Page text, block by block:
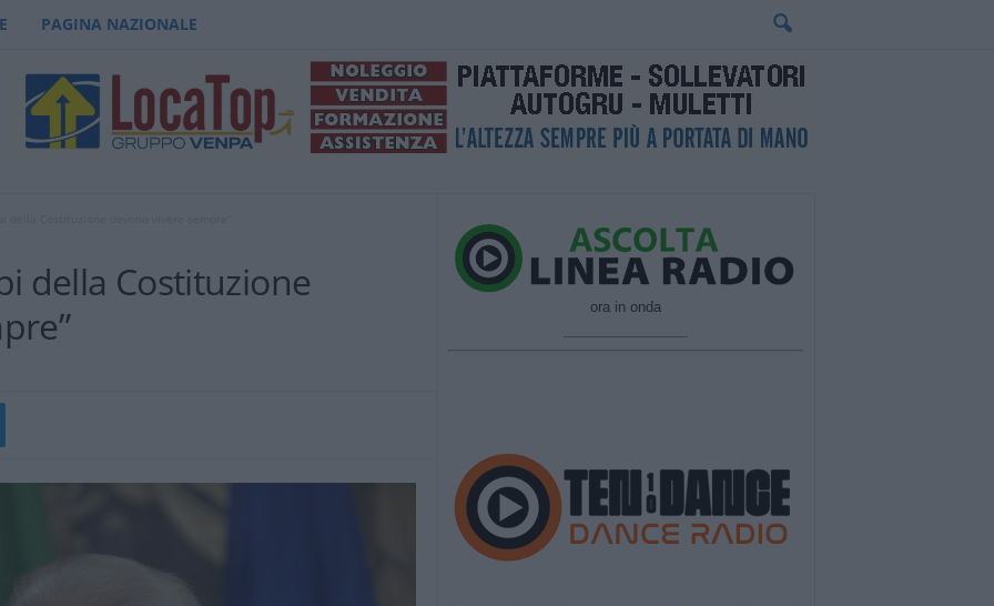
PAGINA NAZIONALE
della Costituzione
ora in onda